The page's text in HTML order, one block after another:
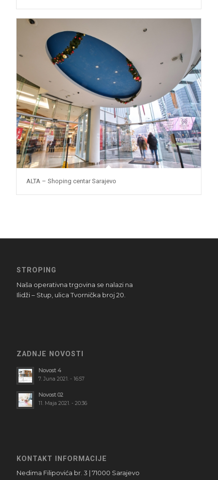
ALTA – Shoping centar Sarajevo
STROPING
Naša operativna trgovina se nalazi na
Ilidži – Stup, ulica Tvornička broj 20.
ZADNJE NOVOSTI
Novost 4
7. Juna 2021. - 16:57
Novost 02
11. Maja 2021. - 20:36
KONTAKT INFORMACIJE
Nedima Filipovića br. 3 | 71000 Sarajevo